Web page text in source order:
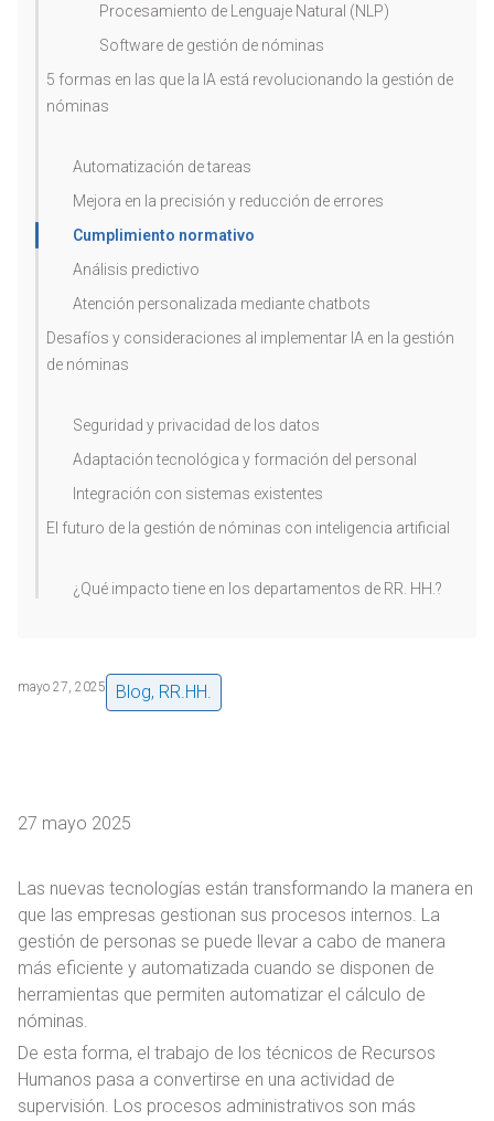
Procesamiento de Lenguaje Natural (NLP)
Software de gestión de nóminas
5 formas en las que la IA está revolucionando la gestión de
nóminas
Automatización de tareas
Mejora en la precisión y reducción de errores
Cumplimiento normativo
Análisis predictivo
Atención personalizada mediante chatbots
Desafíos y consideraciones al implementar IA en la gestión
de nóminas
Seguridad y privacidad de los datos
Adaptación tecnológica y formación del personal
Integración con sistemas existentes
El futuro de la gestión de nóminas con inteligencia artificial
¿Qué impacto tiene en los departamentos de RR. HH.?
mayo 27, 2025 Blog, RR.HH.
27 mayo 2025
Las nuevas tecnologías están transformando la manera en
que las empresas gestionan sus procesos internos. La
gestión de personas se puede llevar a cabo de manera
más eficiente y automatizada cuando se disponen de
herramientas que permiten automatizar el cálculo de
nóminas.
De esta forma, el trabajo de los técnicos de Recursos
Humanos pasa a convertirse en una actividad de
supervisión. Los procesos administrativos son más